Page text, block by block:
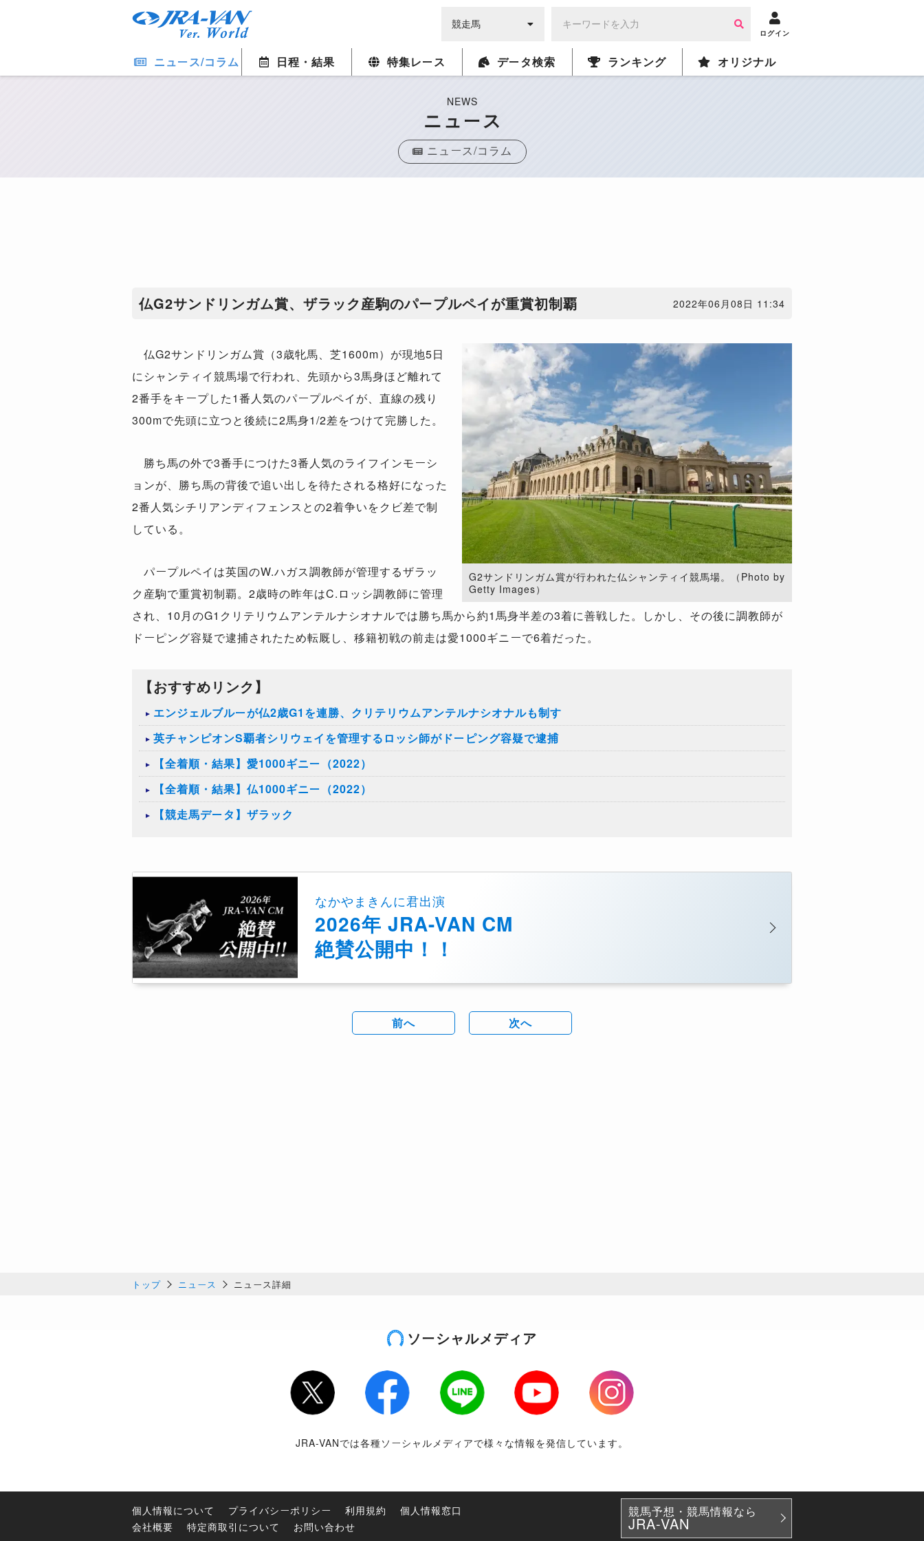
ログイン
ニュース/コラム 日程・結果 特集レース データ検索 ランキング オリジナル
NEWS
ニュース
ニュース/コラム
仏G2サンドリンガム賞、ザラック産駒のパープルペイが重賞初制覇 2022年06月08日 11:34
G2サンドリンガム賞が行われた仏シャンティイ競馬場。（Photo by
Getty Images）
仏G2サンドリンガム賞（3歳牝馬、芝1600m）が現地5日
にシャンティイ競馬場で行われ、先頭から3馬身ほど離れて
2番手をキープした1番人気のパープルペイが、直線の残り
300mで先頭に立つと後続に2馬身1/2差をつけて完勝した。
勝ち馬の外で3番手につけた3番人気のライフインモーシ
ョンが、勝ち馬の背後で追い出しを待たされる格好になった
2番人気シチリアンディフェンスとの2着争いをクビ差で制
している。
パープルペイは英国のW.ハガス調教師が管理するザラッ
ク産駒で重賞初制覇。2歳時の昨年はC.ロッシ調教師に管理
され、10月のG1クリテリウムアンテルナシオナルでは勝ち馬から約1馬身半差の3着に善戦した。しかし、その後に調教師が
ドーピング容疑で逮捕されたため転厩し、移籍初戦の前走は愛1000ギニーで6着だった。
【おすすめリンク】
エンジェルブルーが仏2歳G1を連勝、クリテリウムアンテルナシオナルも制す
英チャンピオンS覇者シリウェイを管理するロッシ師がドーピング容疑で逮捕
【全着順・結果】愛1000ギニー（2022）
【全着順・結果】仏1000ギニー（2022）
【競走馬データ】ザラック
なかやまきんに君出演
2026年 JRA-VAN CM
絶賛公開中！！
前へ 次へ
トップ ニュース ニュース詳細
ソーシャルメディア
Twitter Facebook LINE Youtube
Instagram
JRA-VANでは各種ソーシャルメディアで様々な情報を発信しています。
個人情報について プライバシーポリシー 利用規約
個人情報窓口
会社概要
特定商取引について お問い合わせ
競馬予想・競馬情報なら
JRA-VAN